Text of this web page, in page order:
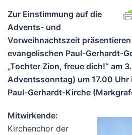
Zur Einstimmung auf die
Advents- und
Vorweihnachtszeit
evangelischen Paul-Gerhardt-
„Tochter Zion, freue dich!“ am
Adventssonntag) um 17.00 Uhr
Paul-Gerhardt-Kirche
Mitwirkende:
Kirchenchor der